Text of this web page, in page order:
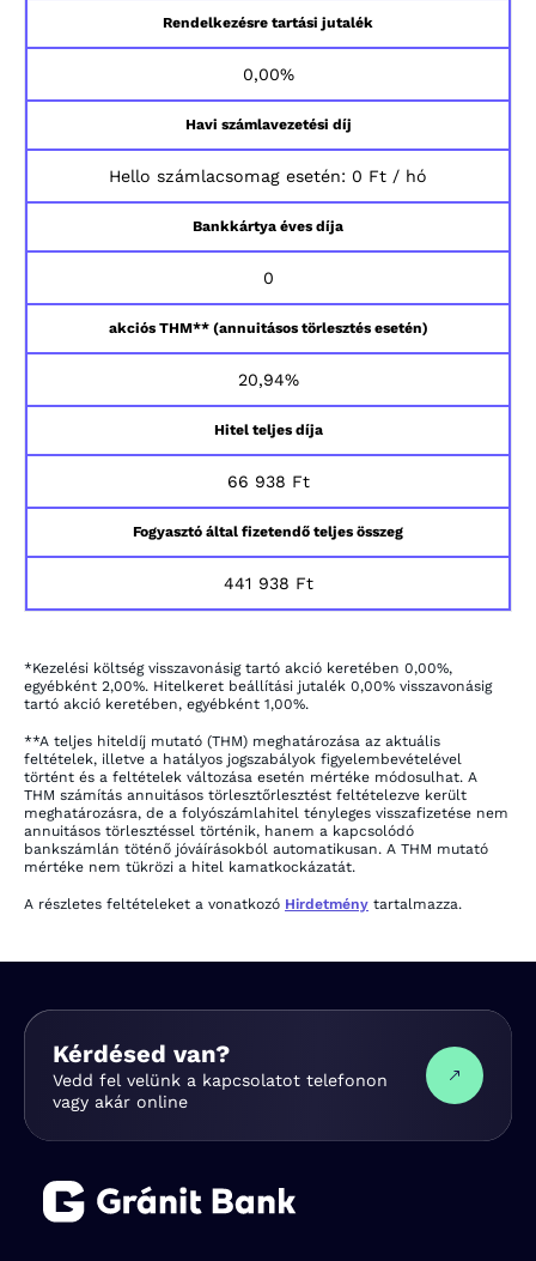
Rendelkezésre tartási jutalék
0,00%
Havi számlavezetési díj
Hello számlacsomag esetén: 0 Ft / hó
Bankkártya éves díja
0
akciós THM** (annuitásos törlesztés esetén)
20,94%
Hitel teljes díja
66 938 Ft
Fogyasztó által fizetendő teljes összeg
441 938 Ft
*Kezelési költség visszavonásig tartó akció keretében 0,00%,
egyébként 2,00%. Hitelkeret beállítási jutalék 0,00% visszavonásig
tartó akció keretében, egyébként 1,00%.
**A teljes hiteldíj mutató (THM) meghatározása az aktuális
feltételek, illetve a hatályos jogszabályok figyelembevételével
történt és a feltételek változása esetén mértéke módosulhat. A
THM számítás annuitásos törlesztőrlesztést feltételezve került
meghatározásra, de a folyószámlahitel tényleges visszafizetése nem
annuitásos törlesztéssel történik, hanem a kapcsolódó
bankszámlán töténő jóváírásokból automatikusan. A THM mutató
mértéke nem tükrözi a hitel kamatkockázatát.
A részletes feltételeket a vonatkozó Hirdetmény tartalmazza.
Kérdésed van?
Vedd fel velünk a kapcsolatot telefonon
vagy akár online